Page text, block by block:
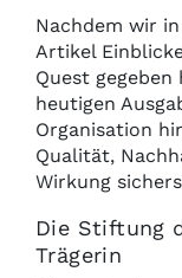
Nachdem wir
Artikel
Quest
heutigen
Organisation
Qualität,
Wirkung
Die Stiftung
Trägerin